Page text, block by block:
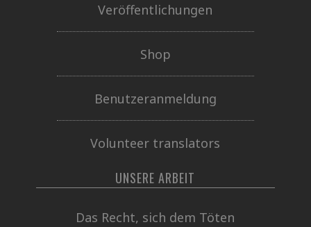
Veröffentlichungen
Shop
Benutzeranmeldung
Volunteer translators
UNSERE ARBEIT
Das Recht, sich dem Töten